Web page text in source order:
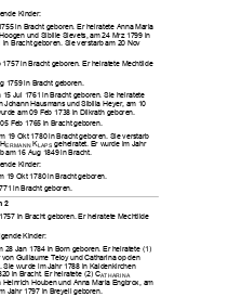










    








  

